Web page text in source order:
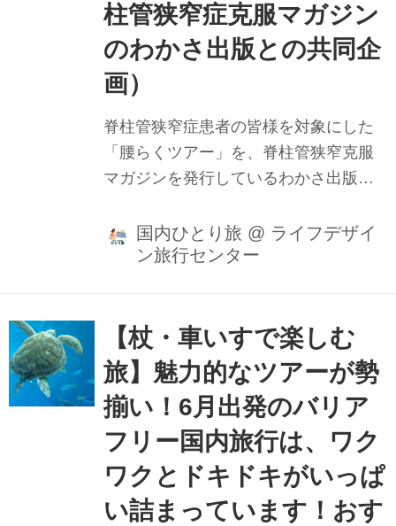
柱管狭窄症克服マガジン
のわかさ出版との共同企
画）
脊柱管狭窄症患者の皆様を対象にした
「腰らくツアー」を、脊柱管狭窄克服
マガジンを発行しているわかさ出版と
ツアーと比べて極力歩かない観光ルー
トを選びながら、ジャンボタクシーを
利用いただけるように配慮いたしま
す。21年目を迎えるバリアフリー旅行
のノウハウを活かし、観光地での洋式
トイレの確保や、段差の少ない動線案
内、お食事はイステーブル席でご案内
など、足腰に不安がある方でも安心し
てご参加いただけます。
国内ひとり旅 @ ライフデザイ
ン旅行センター
【杖・車いすで楽しむ
旅】魅力的なツアーが勢
揃い！6月出発のバリア
フリー国内旅行は、ワク
ワクとドキドキがいっぱ
い詰まっています！おす